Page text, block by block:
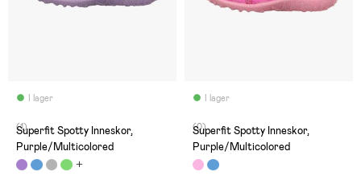
I lager
(1)
Superfit Spotty Inneskor,
Purple/Multicolored
I lager
(0)
Superfit Spotty Inneskor,
Purple/Multicolored